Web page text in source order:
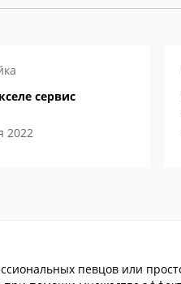
сервис
2022
певцов или